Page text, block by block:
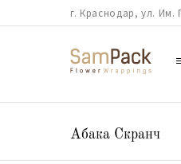
г. Краснодар, ул. Им.
Абака Скранч